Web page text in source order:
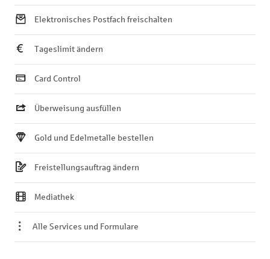
Elektronisches Postfach freischalten
Tageslimit ändern
Card Control
Überweisung ausfüllen
Gold und Edelmetalle bestellen
Freistellungsauftrag ändern
Mediathek
Alle Services und Formulare